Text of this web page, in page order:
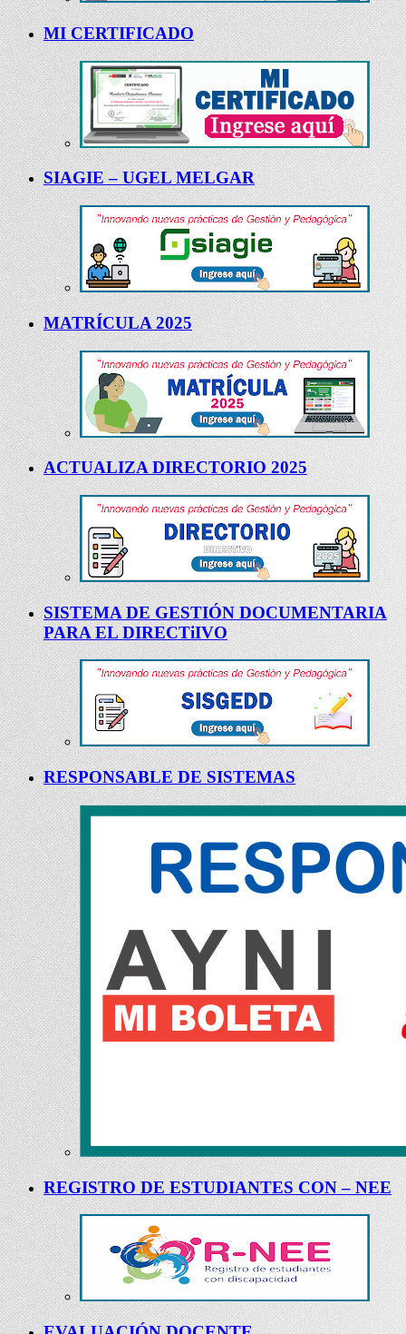
MI CERTIFICADO
SIAGIE – UGEL MELGAR
MATRÍCULA 2025
ACTUALIZA DIRECTORIO 2025
SISTEMA DE GESTIÓN DOCUMENTARIA
PARA EL DIRECTiIVO
RESPONSABLE DE SISTEMAS
REGISTRO DE ESTUDIANTES CON – NEE